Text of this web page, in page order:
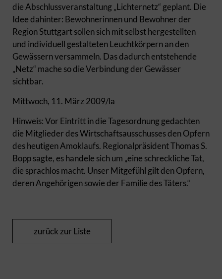
die Abschlussveranstaltung „Lichternetz“ geplant. Die
Idee dahinter: Bewohnerinnen und Bewohner der
Region Stuttgart sollen sich mit selbst hergestellten
und individuell gestalteten Leuchtkörpern an den
Gewässern versammeln. Das dadurch entstehende
„Netz“ mache so die Verbindung der Gewässer
sichtbar.
Mittwoch, 11. März 2009/la
Hinweis: Vor Eintritt in die Tagesordnung gedachten
die Mitglieder des Wirtschaftsausschusses den Opfern
des heutigen Amoklaufs. Regionalpräsident Thomas S.
Bopp sagte, es handele sich um „eine schreckliche Tat,
die sprachlos macht. Unser Mitgefühl gilt den Opfern,
deren Angehörigen sowie der Familie des Täters.“
zurück zur Liste